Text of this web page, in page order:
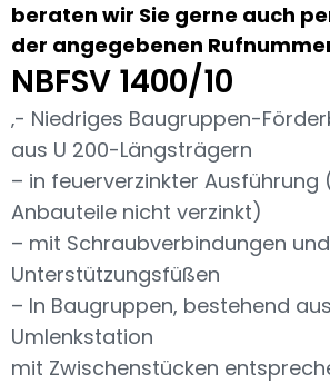
beraten wir Sie gerne auch
der angegebenen
NBFSV 1400/10
‚- Niedriges Baugruppen-
aus U 200-Längsträgern
– in feuerverzinkter Ausführung
Anbauteile nicht verzinkt)
– mit Schraubverbindungen und
Unterstützungsfüßen
– In Baugruppen, bestehend
Umlenkstation
mit Zwischenstücken